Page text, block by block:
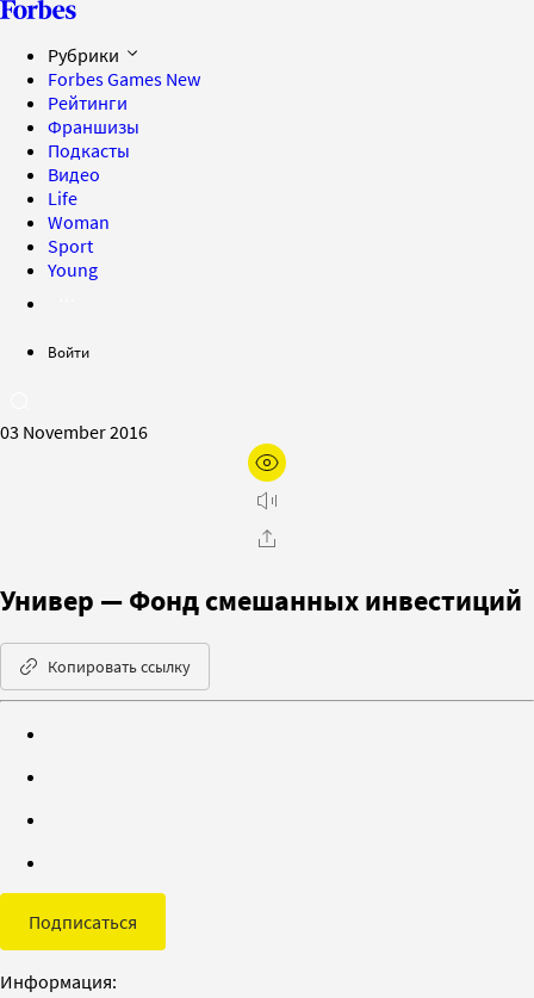
Рубрики
Forbes Games New
Рейтинги
Франшизы
Подкасты
Видео
Life
Woman
Sport
Young
Войти
03 November 2016
Универ — Фонд смешанных инвестиций
Копировать ссылку
Подписаться
Информация: